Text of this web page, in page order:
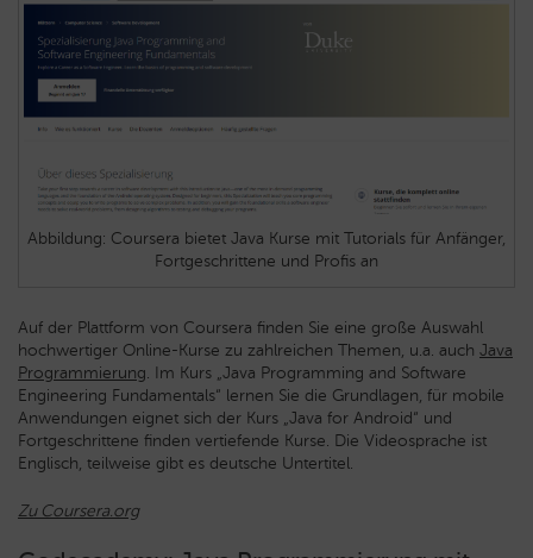
Abbildung: Coursera bietet Java Kurse mit Tutorials für Anfänger,
Fortgeschrittene und Profis an
Auf der Plattform von Coursera finden Sie eine große Auswahl
hochwertiger Online-Kurse zu zahlreichen Themen, u.a. auch Java
Programmierung. Im Kurs „Java Programming and Software
Engineering Fundamentals“ lernen Sie die Grundlagen, für mobile
Anwendungen eignet sich der Kurs „Java for Android“ und
Fortgeschrittene finden vertiefende Kurse. Die Videosprache ist
Englisch, teilweise gibt es deutsche Untertitel.
Zu Coursera.org